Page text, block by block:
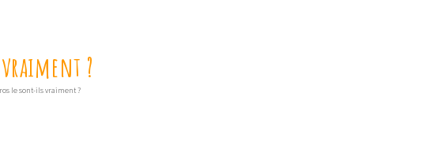
?
le sont-ils vraiment ?